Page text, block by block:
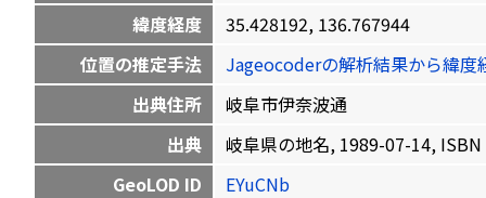
緯度経度
35.428192, 136.767944
位置の推定手法
Jageocoderの解析結果から緯度
出典住所
岐阜市伊奈波通
出典
岐阜県の地名, 1989-07-14,
GeoLOD ID
EYuCNb